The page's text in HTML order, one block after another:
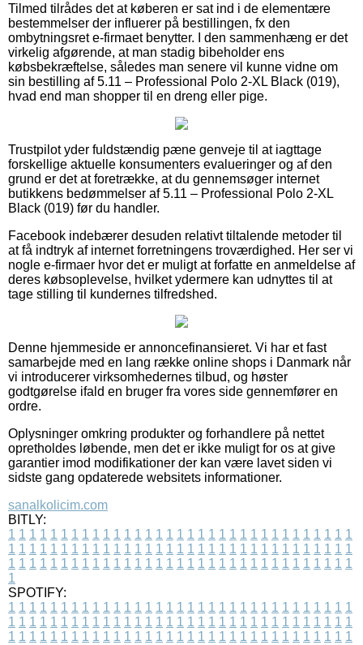
Tilmed tilrådes det at køberen er sat ind i de elementære
bestemmelser der influerer på bestillingen, fx den
ombytningsret e-firmaet benytter. I den sammenhæng er det
virkelig afgørende, at man stadig bibeholder ens
købsbekræftelse, således man senere vil kunne vidne om
sin bestilling af 5.11 – Professional Polo 2-XL Black (019),
hvad end man shopper til en dreng eller pige.
Trustpilot yder fuldstændig pæne genveje til at iagttage
forskellige aktuelle konsumenters evalueringer og af den
grund er det at foretrække, at du gennemsøger internet
butikkens bedømmelser af 5.11 – Professional Polo 2-XL
Black (019) før du handler.
Facebook indebærer desuden relativt tiltalende metoder til
at få indtryk af internet forretningens troværdighed. Her ser vi
nogle e-firmaer hvor det er muligt at forfatte en anmeldelse af
deres købsoplevelse, hvilket ydermere kan udnyttes til at
tage stilling til kundernes tilfredshed.
Denne hjemmeside er annoncefinansieret. Vi har et fast
samarbejde med en lang række online shops i Danmark når
vi introducerer virksomhedernes tilbud, og høster
godtgørelse ifald en bruger fra vores side gennemfører en
ordre.
Oplysninger omkring produkter og forhandlere på nettet
opretholdes løbende, men det er ikke muligt for os at give
garantier imod modifikationer der kan være lavet siden vi
sidste gang opdaterede websitets informationer.
sanalkolicim.com
BITLY:
1 1 1 1 1 1 1 1 1 1 1 1 1 1 1 1 1 1 1 1 1 1 1 1 1 1 1 1 1 1 1 1 1
1 1 1 1 1 1 1 1 1 1 1 1 1 1 1 1 1 1 1 1 1 1 1 1 1 1 1 1 1 1 1 1 1
1 1 1 1 1 1 1 1 1 1 1 1 1 1 1 1 1 1 1 1 1 1 1 1 1 1 1 1 1 1 1 1 1
1
SPOTIFY:
1 1 1 1 1 1 1 1 1 1 1 1 1 1 1 1 1 1 1 1 1 1 1 1 1 1 1 1 1 1 1 1 1
1 1 1 1 1 1 1 1 1 1 1 1 1 1 1 1 1 1 1 1 1 1 1 1 1 1 1 1 1 1 1 1 1
1 1 1 1 1 1 1 1 1 1 1 1 1 1 1 1 1 1 1 1 1 1 1 1 1 1 1 1 1 1 1 1 1